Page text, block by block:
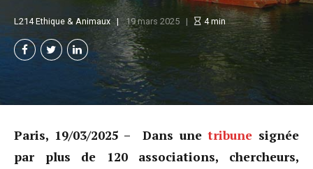
L214 Ethique & Animaux 19 mars 2025 4min
Paris, 19/03/2025 – Dans unetribune signée
par plus de 120 associations, chercheurs,